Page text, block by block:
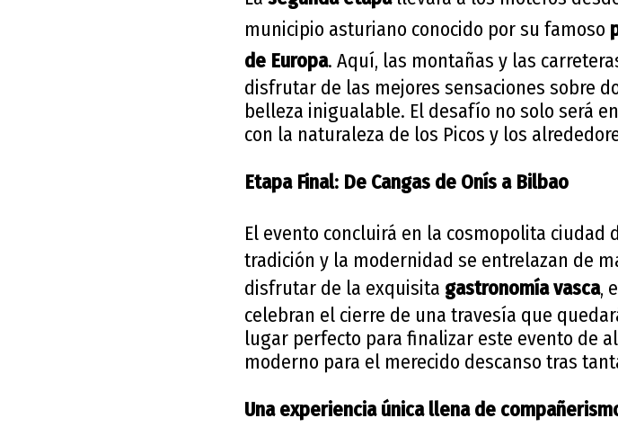
municipio asturiano conocido por su famoso
de Europa. Aquí, las montañas y las
disfrutar de las mejores sensaciones sobre
belleza inigualable. El desafío no solo será
con la naturaleza de los Picos y los
Etapa Final: De Cangas de Onís a Bilbao
El evento concluirá en la cosmopolita ciudad
tradición y la modernidad se entrelazan de
disfrutar de la exquisita gastronomía vasca,
celebran el cierre de una travesía que
lugar perfecto para finalizar este evento de
moderno para el merecido descanso tras
Una experiencia única llena de